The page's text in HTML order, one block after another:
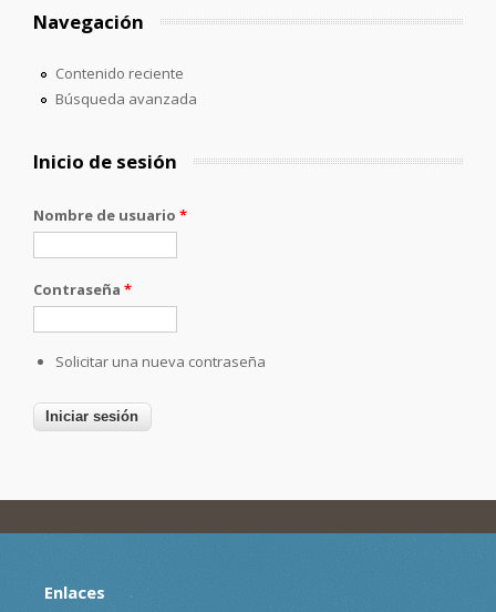
Navegación
Contenido reciente
Búsqueda avanzada
Inicio de sesión
Nombre de usuario *
Contraseña *
Solicitar una nueva contraseña
Enlaces